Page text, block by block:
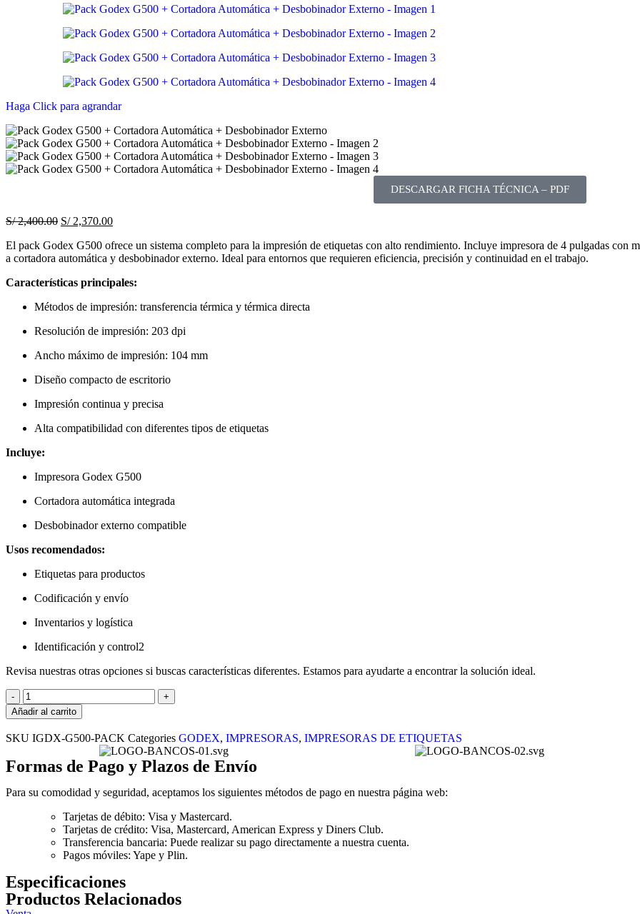
Haga Click para agrandar
DESCARGAR FICHA TÉCNICA – PDF
S/2,400.00 S/2,370.00
El pack Godex G500 ofrece un sistema completo para la impresión de etiquetas con alto rendimiento. Incluye impresora de 4 pulgadas con
a cortadora automática y desbobinador externo. Ideal para entornos que requieren eficiencia, precisión y continuidad en el trabajo.
Características principales:
Métodos de impresión: transferencia térmica y térmica directa
Resolución de impresión: 203 dpi
Ancho máximo de impresión: 104 mm
Diseño compacto de escritorio
Impresión continua y precisa
Alta compatibilidad con diferentes tipos de etiquetas
Incluye:
Impresora Godex G500
Cortadora automática integrada
Desbobinador externo compatible
Usos recomendados:
Etiquetas para productos
Codificación y envío
Inventarios y logística
Identificación y control2
Revisa nuestras otras opciones si buscas características diferentes. Estamos para ayudarte a encontrar la solución ideal.
Añadir al carrito
SKU IGDX-G500-PACK Categories GODEX, IMPRESORAS, IMPRESORAS DE ETIQUETAS
Formas de Pago y Plazos de Envío
Para su comodidad y seguridad, aceptamos los siguientes métodos de pago en nuestra página web:
Tarjetas de débito: Visa y Mastercard.
Tarjetas de crédito: Visa, Mastercard, American Express y Diners Club.
Transferencia bancaria: Puede realizar su pago directamente a nuestra cuenta.
Pagos móviles: Yape y Plin.
Especificaciones
Productos Relacionados